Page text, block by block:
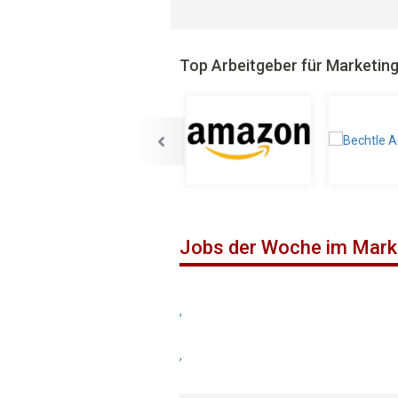
Top Arbeitgeber für
Jobs der Woche im
,
,